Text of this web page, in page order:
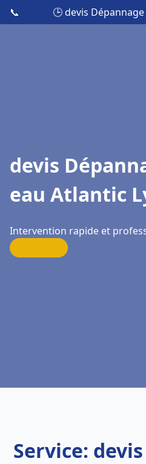
📞 🕒 devis
devis
eau Atlantic
Intervention rapide et
Service: